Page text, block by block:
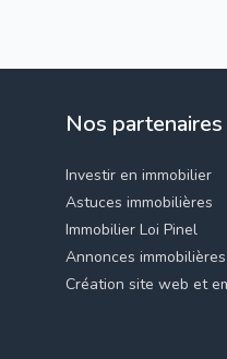
Nos partenaires
Investir en immobilier
Astuces immobilières
Immobilier Loi Pinel
Annonces immobilières
Création site web et